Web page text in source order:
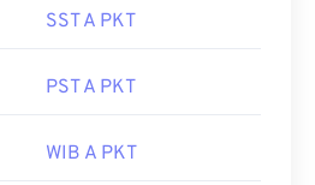
SST A PKT
PST A PKT
WIB A PKT